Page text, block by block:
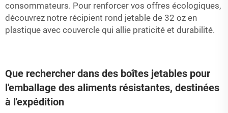
consommateurs. Pour renforcer vos offres écologiques,
découvrez notre récipient rond jetable de 32 oz en
plastique avec couvercle qui allie praticité et durabilité.
Que rechercher dans des boîtes jetables pour
l'emballage des aliments résistantes, destinées
à l'expédition